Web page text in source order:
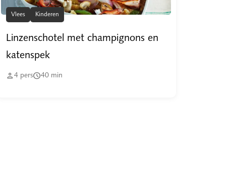
Linzenschotel met champignons en
katenspek
4 pers40 min
Vlees Kinderen